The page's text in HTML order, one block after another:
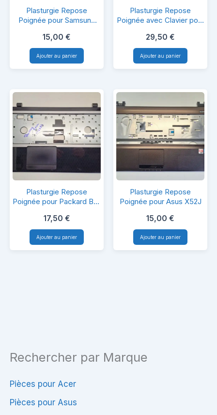
Rechercher par Marque
Pièces pour Acer
Pièces pour Asus
Plasturgie
Repose
Poignée
pour
Samsung
Plasturgie Repose
Poignée pour Samsung
15,00 €
Ajouter au panier
Plasturgie
Repose
Poignée
avec
Clavier
Acer
ES
14
Plasturgie Repose
Poignée avec Clavier pour
29,50 €
Ajouter au panier
Plasturgie
Repose
Poignée
pour
Packard
Plasturgie Repose
Poignée pour Packard Bell
17,50 €
Ajouter au panier
Plasturgie
Repose
Poignée
pour
Asus
Plasturgie Repose
Poignée pour Asus X52J
15,00 €
Ajouter au panier